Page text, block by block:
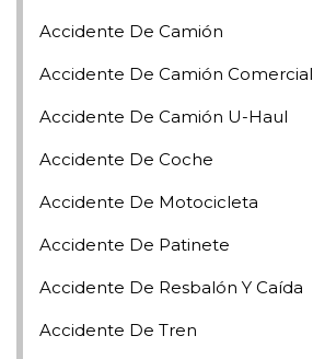
Accidente De Camión
Accidente De Camión Comercial
Accidente De Camión U-Haul
Accidente De Coche
Accidente De Motocicleta
Accidente De Patinete
Accidente De Resbalón Y Caída
Accidente De Tren